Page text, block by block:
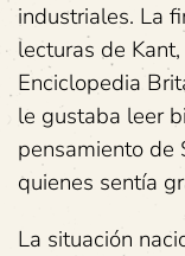
industriales. La
lecturas de
Enciclopedia
le gustaba leer
pensamiento de
quienes sentía
La situación